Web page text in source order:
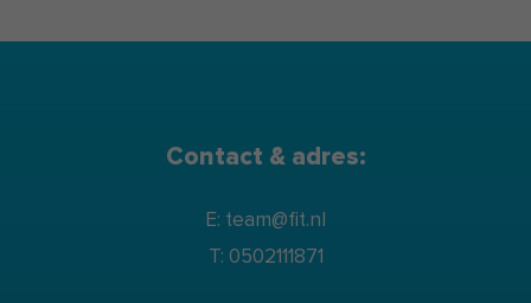
Contact & adres:
E: team@fit.nl
T: 0502111871